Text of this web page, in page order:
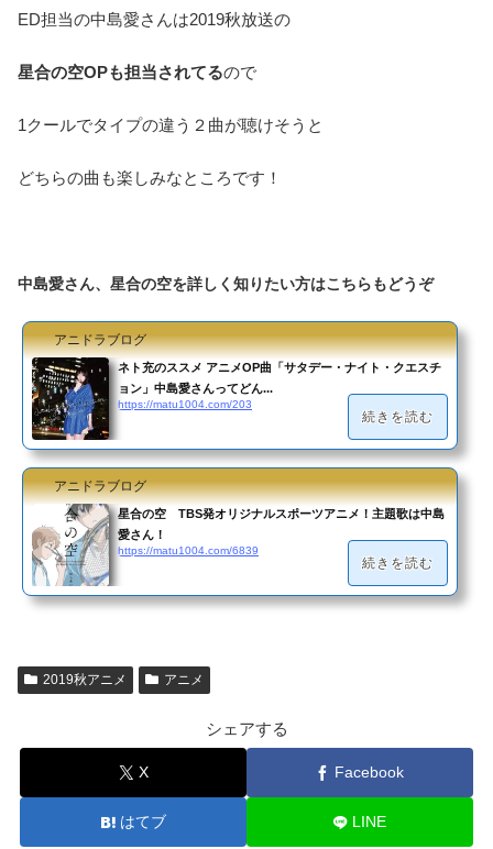
ED担当の中島愛さんは2019秋放送の
星合の空OPも担当されてるので
1クールでタイプの違う２曲が聴けそうと
どちらの曲も楽しみなところです！
中島愛さん、星合の空を詳しく知りたい方はこちらもどうぞ
アニドラブログ
ネト充のススメ アニメOP曲「サタデー・ナイト・クエスチ
ョン」中島愛さんってどん...
https://matu1004.com/203
続きを読む
アニドラブログ
星合の空 TBS発オリジナルスポーツアニメ！主題歌は中島
愛さん！
https://matu1004.com/6839
続きを読む
2019秋アニメ アニメ
シェアする
X Facebook
はてブ LINE